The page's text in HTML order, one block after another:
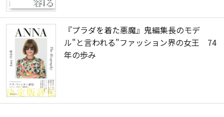
『プラダを着た悪魔』鬼編集長のモデ
ル"と言われる"ファッション界の女王 74
年の歩み